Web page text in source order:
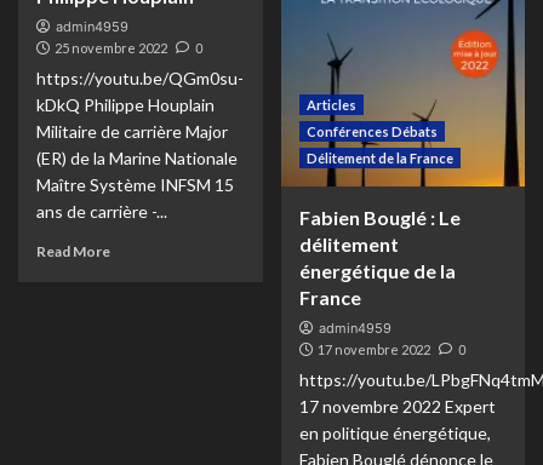
admin4959
25 novembre 2022 0
https://youtu.be/QGm0su-
kDkQ Philippe Houplain
Militaire de carrière Major
(ER) de la Marine Nationale
Maître Système INFSM 15
ans de carrière -...
Read More
Articles
Conférences Débats
Délitement de la France
Fabien Bouglé : Le
délitement
énergétique de la
France
admin4959
17 novembre 2022 0
https://youtu.be/
17 novembre 2022 Expert
en politique énergétique,
Fabien Bouglé dénonce le